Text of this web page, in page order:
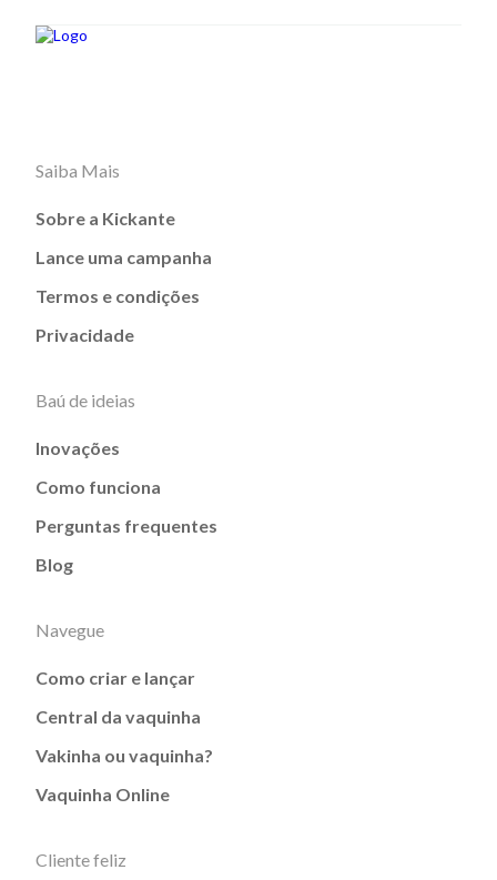
Saiba Mais
Sobre a Kickante
Lance uma campanha
Termos e condições
Privacidade
Baú de ideias
Inovações
Como funciona
Perguntas frequentes
Blog
Navegue
Como criar e lançar
Central da vaquinha
Vakinha ou vaquinha?
Vaquinha Online
Cliente feliz